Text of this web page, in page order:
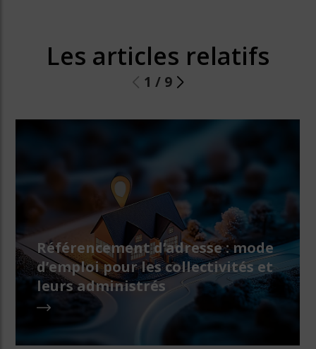
Les articles relatifs
1 / 9
Référencement d’adresse : mode
d’emploi pour les collectivités et
leurs administrés